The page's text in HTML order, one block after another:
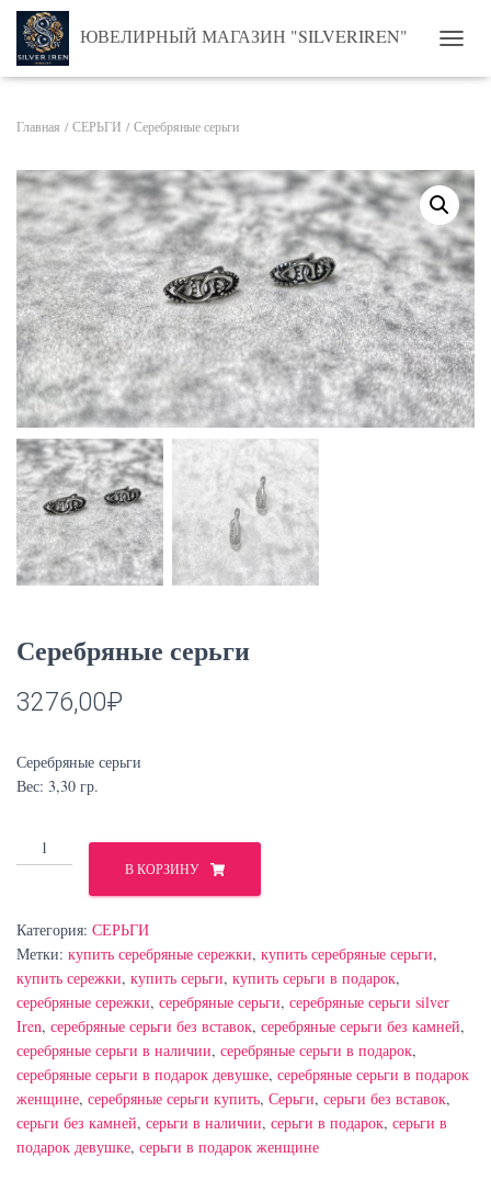
ЮВЕЛИРНЫЙ МАГАЗИН "SILVERIREN"
Главная /СЕРЬГИ / Серебряные серьги
Серебряные серьги
3276,00₽
Серебряные серьги
Вес: 3,30 гр.
Количество
товара
Серебряные
В КОРЗИНУ
Категория: СЕРЬГИ
Метки: купить серебряные сережки, купить серебряные серьги,
купить сережки, купить серьги, купить серьги в подарок,
серебряные сережки, серебряные серьги, серебряные серьги silver
Iren, серебряные серьги без вставок, серебряные серьги без камней,
серебряные серьги в наличии, серебряные серьги в подарок,
серебряные серьги в подарок девушке, серебряные серьги в подарок
женщине, серебряные серьги купить, Серьги, серьги без вставок,
серьги без камней, серьги в наличии, серьги в подарок, серьги в
подарок девушке, серьги в подарок женщине